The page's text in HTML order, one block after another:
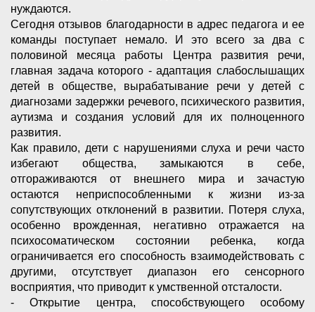
нуждаются.
Сегодня отзывов благодарности в адрес педагога и ее
команды поступает немало. И это всего за два с
половиной месяца работы Центра развития речи,
главная задача которого - адаптация слабослышащих
детей в обществе, вырабатывание речи у детей с
диагнозами задержки речевого, психического развития,
аутизма и создания условий для их полноценного
развития.
Как правило, дети с нарушениями слуха и речи часто
избегают общества, замыкаются в себе,
отгораживаются от внешнего мира и зачастую
остаются неприспособленными к жизни из-за
сопутствующих отклонений в развитии. Потеря слуха,
особенно врожденная, негативно отражается на
психосоматическом состоянии ребенка, когда
ограничивается его способность взаимодействовать с
другими, отсутствует диапазон его сенсорного
восприятия, что приводит к умственной отсталости.
- Открытие центра, способствующего особому